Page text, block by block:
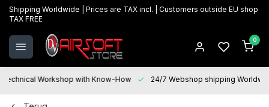
Shipping Worldwide | Prices are TAX incl. | Customers outside EU shop
TAX FREE
0
Technical Workshop with Know-How 24/7 Webshop shipping